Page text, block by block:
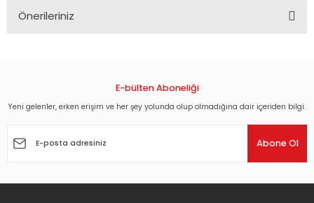
Önerileriniz
Görüş ve önerileriniz için teşekkür ederiz.
Ürün açıklamasında eksik bilgiler bulunuyor.
E-bülten Aboneliği
Yeni gelenler, erken erişim ve her şey yolunda olup olmadığına dair içeriden bilgi.
Abone Ol